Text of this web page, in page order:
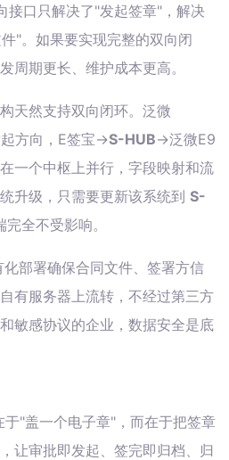
接口只解决了"发起签章"，解决
"。如果要实现完整的双向闭
周期更长、维护成本更高。
天然支持双向闭环。泛微
方向，E签宝→S-HUB→泛微E9
一个中枢上并行，字段映射和流
升级，只需要更新该系统到 S-
全不受影响。
化部署确保合同文件、签署方信
有服务器上流转，不经过第三方
敏感协议的企业，数据安全是底
于"盖一个电子章"，而在于把签章
让审批即发起、签完即归档、归